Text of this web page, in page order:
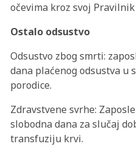
očevima kroz svoj Pravilnik
Ostalo odsustvo
Odsustvo zbog smrti:
dana plaćenog odsustva u
porodice.
Zdravstvene svrhe:
slobodna dana za slučaj
transfuziju krvi.